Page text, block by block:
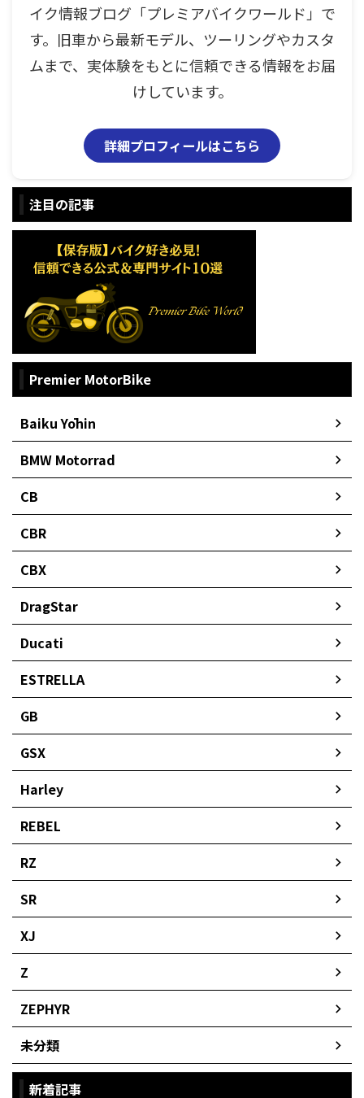
イク情報ブログ「プレミアバイクワールド」で
す。旧車から最新モデル、ツーリングやカスタ
ムまで、実体験をもとに信頼できる情報をお届
けしています。
詳細プロフィールはこちら
注目の記事
Premier MotorBike
Baiku Yōhin
BMW Motorrad
CB
CBR
CBX
DragStar
Ducati
ESTRELLA
GB
GSX
Harley
REBEL
RZ
SR
XJ
Z
ZEPHYR
未分類
新着記事